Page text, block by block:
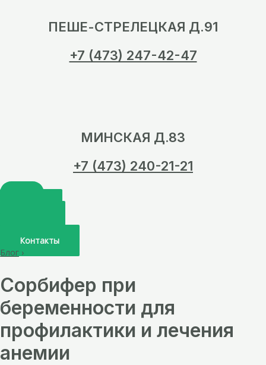
ПЕШЕ-СТРЕЛЕЦКАЯ Д.91
+7 (473) 247-42-47
МИНСКАЯ Д.83
+7 (473) 240-21-21
Контакты
Блог ›
Сорбифер при
беременности для
профилактики и лечения
анемии